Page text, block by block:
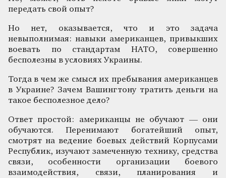
передать свой опыт?
Но нет, оказывается, что и это задача
невыполнимая: навыки американцев, привыкших
воевать по стандартам НАТО, совершенно
бесполезны в условиях Украины.
Тогда в чем же смысл их пребывания американцев
в Украине? Зачем Вашингтону тратить деньги на
такое бесполезное дело?
Ответ простой: американцы не обучают — они
обучаются. Перенимают богатейший опыт,
смотрят на ведение боевых действий Корпусами
Республик, изучают замеченную технику, средства
связи, особенности организации боевого
взаимодействия, связи, планирования и